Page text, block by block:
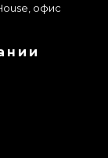
офис